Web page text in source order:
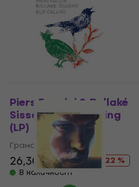
Piers Faccini & Ballaké
Sissoko - Our Calling
(LP)
Грамофонна плоча
26,30 €33,90 €
- 22 %
В наличност